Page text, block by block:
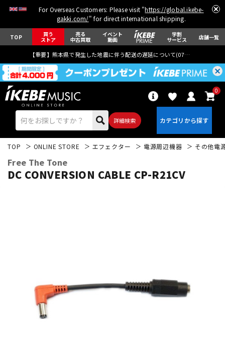
For Overseas Customers: Please visit "https://global.ikebe-
gakki.com/" for direct international shipping.
TOP 買う
ストア
売る
中古買取
イベント
動画
学割
サービス 店舗一覧
【重要】熊本県で発生した地震に伴う配送の遅延について(07月29日
詳細検索
0
キーボード
TOP ONLINE STORE エフェクター 電源周辺機器 その他電
Free The Tone
DC CONVERSION CABLE CP-R21CV